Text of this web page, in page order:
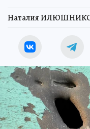
Наталия